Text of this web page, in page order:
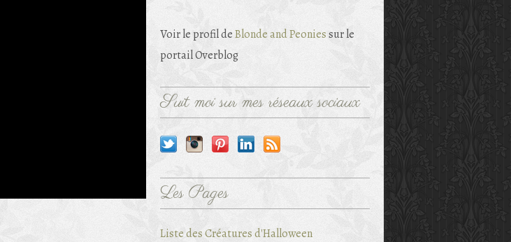
Voir le profil deBlonde and Peoniessur le
portail Overblog
Suit moi sur mes réseaux sociaux
Les Pages
Liste des Créatures d'Halloween